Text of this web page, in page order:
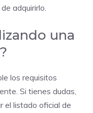
adquirirlo.
una
los requisitos
Si tienes dudas,
el listado oficial de